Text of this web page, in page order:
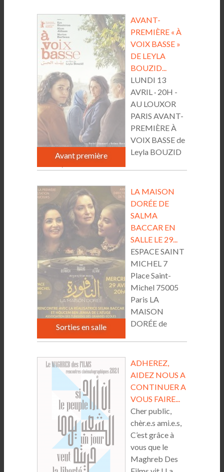
Avant première
AVANT-
PREMIÈRE « À
VOIX BASSE »
DE LEYLA
BOUZID...
LUNDI 13
AVRIL · 20H -
AU LOUXOR
PARIS AVANT-
PREMIÈRE À
VOIX BASSE de
Leyla BOUZID
Sorties en salle
LA MAISON
DORÉE DE
SALMA
BACCAR EN
SALLE LE 29...
ESPACE SAINT
MICHEL 7
Place Saint-
Michel 75005
Paris LA
MAISON
DORÉE de
ADHEREZ,
AIDEZ NOUS A
CONTINUER A
VOUS FAIRE...
Cher public,
chèr.e.s ami.e.s,
C’est grâce à
vous que le
Maghreb Des